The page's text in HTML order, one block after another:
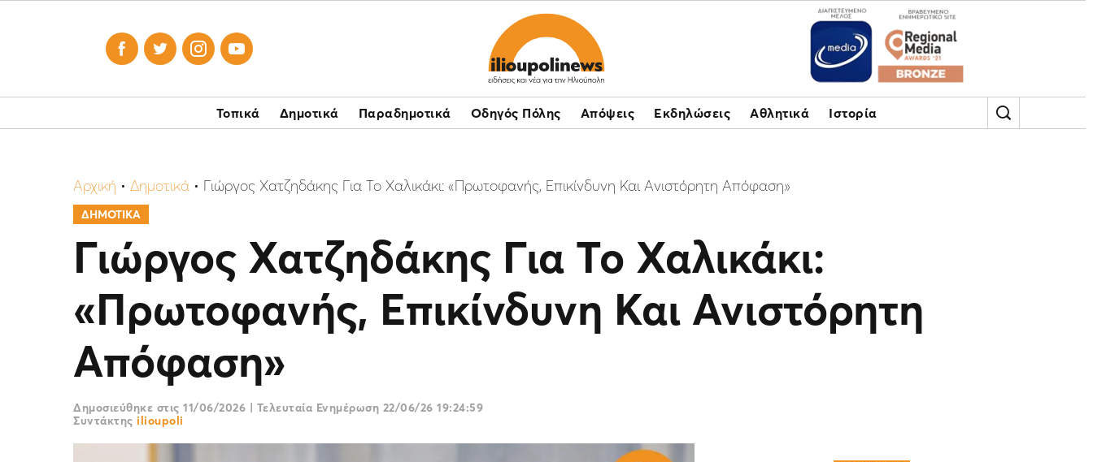
   
Τοπικά Δημοτικά Παραδημοτικά Οδηγός Πόλης Απόψεις Εκδηλώσεις Αθλητικά Ιστορία
Αρχική • Δημοτικά • Γιώργος Χατζηδάκης Για Το Χαλικάκι: «Πρωτοφανής, Eπικίνδυνη Και Ανιστόρητη Απόφαση»
ΔΗΜΟΤΙΚΑ
Γιώργος Χατζηδάκης Για Το Χαλικάκι:
«Πρωτοφανής, Eπικίνδυνη Και Ανιστόρητη
Απόφαση»
Δημοσιεύθηκε στις 11/06/2026 | Τελευταία Ενημέρωση 22/06/26 19:24:59
Συντάκτης ilioupoli